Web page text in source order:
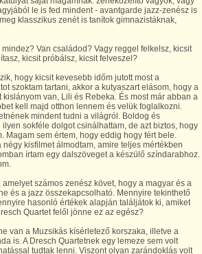
le is fed mindent - avantgarde jazz-zenész is
klasszikus zenét is tanítok gimnazistáknak,
Van családod? Vagy reggel felkelsz, kicsit
kicsit próbálsz, kicsit felveszel?
hogy kicsit kevesebb időm jutott most a
szoktam tartani, akkor a kutyaszart elásom, hogy a
van, Lili és Rebeka. És most már abban a
kell majd otthon lennem és velük foglalkozni.
mindent tudni a világról. Boldog és
sokféle dolgot csinálhattam, de azt biztos, hogy
Magam sem értem, hogy eddig hogy fért bele.
négy kisfilmet álmodtam, amire teljes mértékben
írtam egy dalszöveget a készülő színdarabhoz.
számos zenész követ, hogy a magyar és a
és a jazz összekapcsolható. Mennyire tekinthető
hasonló értékek alapján találjátok ki, amiket
Quartet felől jönne ez az egész?
van a Muzsikás kísérletező korszaka, illetve a
is. A Dresch Quartetnek egy lemeze sem volt
tudtak lenni. Viszont olyan zarándoklás volt